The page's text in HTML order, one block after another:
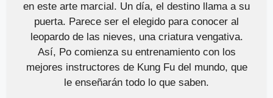
en este arte marcial. Un día, el destino llama a su
puerta. Parece ser el elegido para conocer al
leopardo de las nieves, una criatura vengativa.
Así, Po comienza su entrenamiento con los
mejores instructores de Kung Fu del mundo, que
le enseñarán todo lo que saben.